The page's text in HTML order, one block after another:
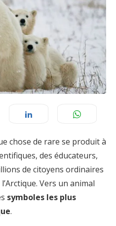
chose de rare se produit à
des éducateurs,
de citoyens ordinaires
Vers un animal
symboles les plus
.